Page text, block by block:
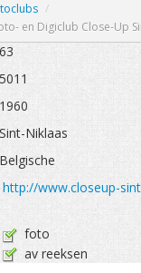
/
en Digiclub Close-Up
63
5011
1960
Sint-Niklaas
Belgische
http://www.closeup-
foto
av reeksen